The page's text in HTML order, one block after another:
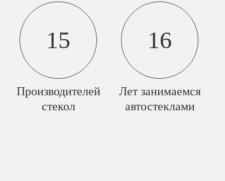
15
Производителей
стекол
16
Лет занимаемся
автостеклами